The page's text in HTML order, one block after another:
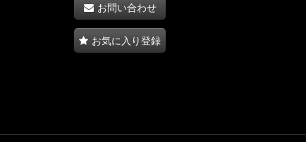
お問い合わせ
お気に入り登録